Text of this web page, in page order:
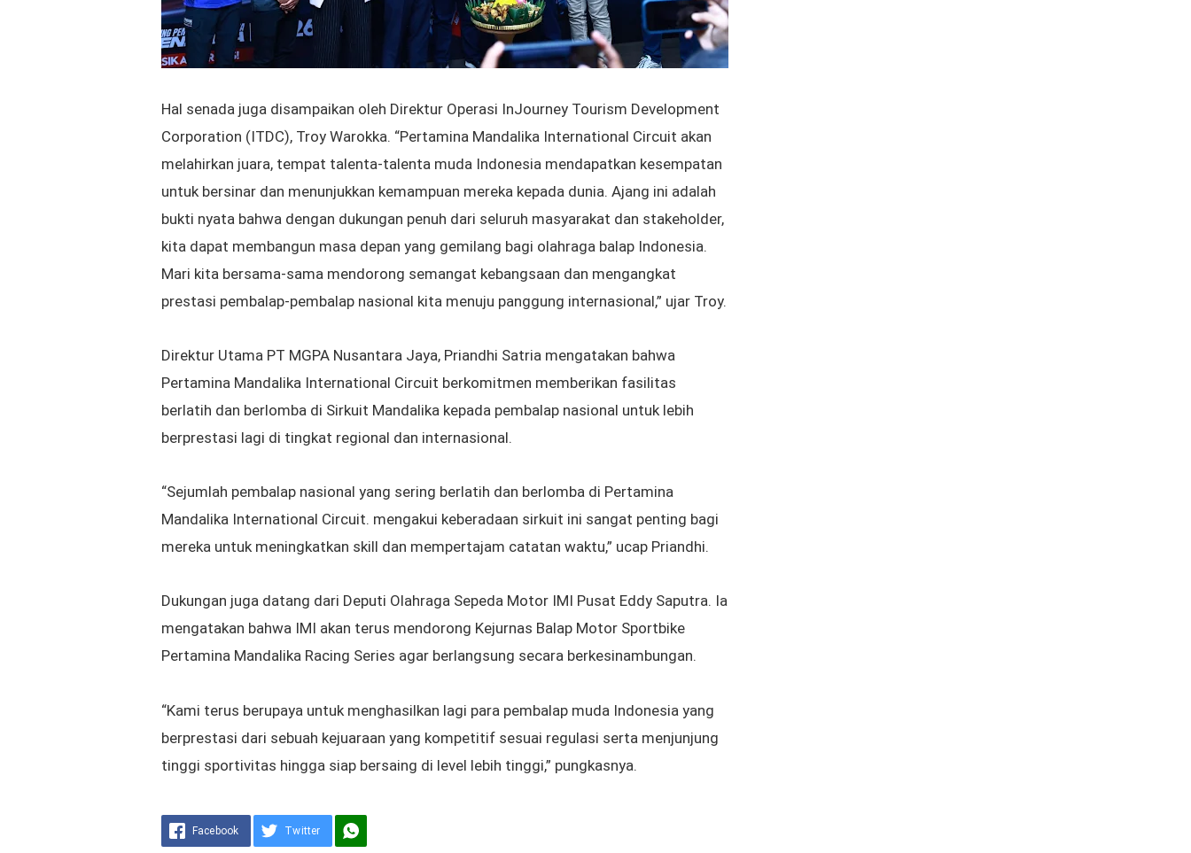
Hal senada juga disampaikan oleh Direktur Operasi InJourney Tourism Development
Corporation (ITDC), Troy Warokka. “Pertamina Mandalika International Circuit akan
melahirkan juara, tempat talenta-talenta muda Indonesia mendapatkan kesempatan
untuk bersinar dan menunjukkan kemampuan mereka kepada dunia. Ajang ini adalah
bukti nyata bahwa dengan dukungan penuh dari seluruh masyarakat dan stakeholder,
kita dapat membangun masa depan yang gemilang bagi olahraga balap Indonesia.
Mari kita bersama-sama mendorong semangat kebangsaan dan mengangkat
prestasi pembalap-pembalap nasional kita menuju panggung internasional,” ujar Troy.
Direktur Utama PT MGPA Nusantara Jaya, Priandhi Satria mengatakan bahwa
Pertamina Mandalika International Circuit berkomitmen memberikan fasilitas
berlatih dan berlomba di Sirkuit Mandalika kepada pembalap nasional untuk lebih
berprestasi lagi di tingkat regional dan internasional.
“Sejumlah pembalap nasional yang sering berlatih dan berlomba di Pertamina
Mandalika International Circuit. mengakui keberadaan sirkuit ini sangat penting bagi
mereka untuk meningkatkan skill dan mempertajam catatan waktu,” ucap Priandhi.
Dukungan juga datang dari Deputi Olahraga Sepeda Motor IMI Pusat Eddy Saputra. Ia
mengatakan bahwa IMI akan terus mendorong Kejurnas Balap Motor Sportbike
Pertamina Mandalika Racing Series agar berlangsung secara berkesinambungan.
“Kami terus berupaya untuk menghasilkan lagi para pembalap muda Indonesia yang
berprestasi dari sebuah kejuaraan yang kompetitif sesuai regulasi serta menjunjung
tinggi sportivitas hingga siap bersaing di level lebih tinggi,” pungkasnya.
Facebook Twitter